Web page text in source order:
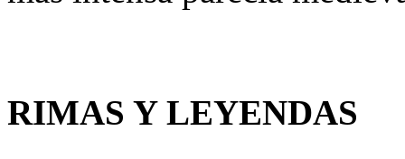
RIMAS Y LEYENDAS